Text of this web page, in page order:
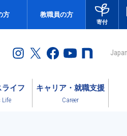
方 教職員の方
寄付
ライフ
Life
キャリア・就職支援
Career